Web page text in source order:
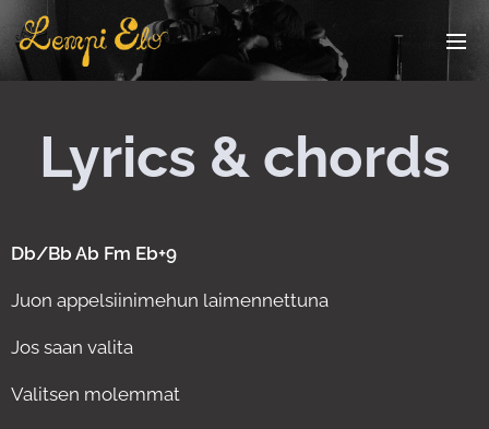
Lyrics & chords
Db/Bb Ab Fm Eb+9
Juon appelsiinimehun laimennettuna
Jos saan valita
Valitsen molemmat